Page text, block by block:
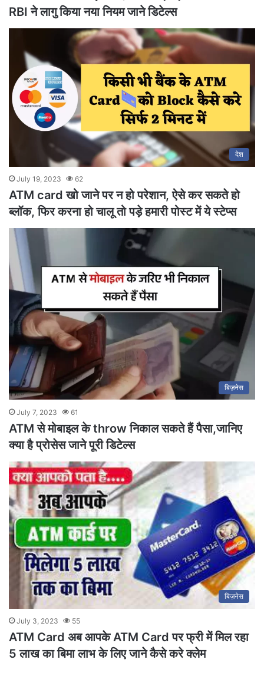
RBI ने लागु किया नया नियम जाने डिटेल्स
देश
July 19, 2023 62
ATM card खो जाने पर न हो परेशान, ऐसे कर सकते हो
ब्लॉक, फिर करना हो चालू तो पड़े हमारी पोस्ट में ये स्टेप्स
बिज़नेस
July 7, 2023 61
ATM से मोबाइल के throw निकाल सकते हैं पैसा,जानिए
क्या है प्रोसेस जाने पूरी डिटेल्स
बिज़नेस
July 3, 2023 55
ATM Card अब आपके ATM Card पर फ्री में मिल रहा
5 लाख का बिमा लाभ के लिए जाने कैसे करे क्लेम